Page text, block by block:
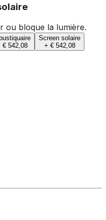
ou bloque la lumière.
€ 542,08
Screen solaire
+ € 542,08